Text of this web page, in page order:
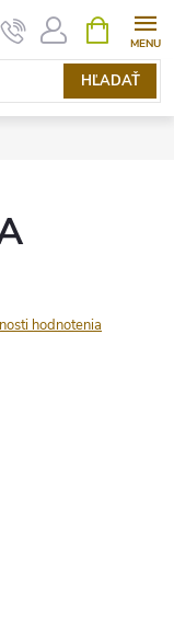
HĽADAŤ
KOŠÍK
hodnotenia